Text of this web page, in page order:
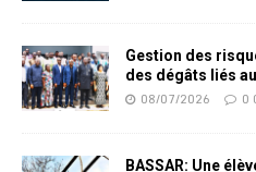
Gestion des
des dégâts liés
08/07/2026 0
BASSAR: Une